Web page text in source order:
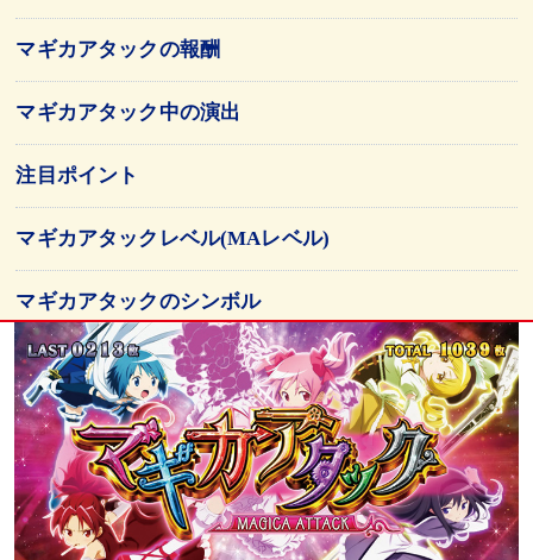
マギカアタックの報酬
マギカアタック中の演出
注目ポイント
マギカアタックレベル(MAレベル)
マギカアタックのシンボル
マギカアタックの報酬抽選
MAレベル1・さやか or マミ or 杏子選択時(設定1)
裏マギカアタック
裏マギカアタック中の獲得報酬